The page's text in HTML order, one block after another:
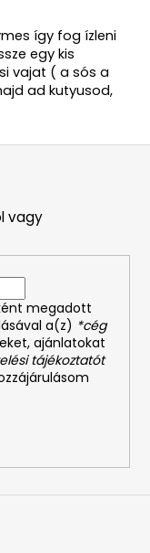
így fog ízleni
egy kis
vajat ( a sós a
ad kutyusod,
vagy
megadott
a(z) *cég
ajánlatokat
tájékoztatót